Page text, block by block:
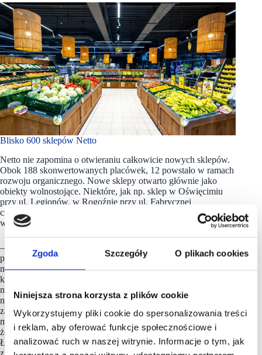
Zgoda Szczegóły O plikach cookies
Niniejsza strona korzysta z plików cookie
Wykorzystujemy pliki cookie do spersonalizowania treści
i reklam, aby oferować funkcje społecznościowe i
analizować ruch w naszej witrynie. Informacje o tym, jak
Blisko 600 sklepów Netto
Netto nie zapomina o otwieraniu całkowicie nowych sklepów.
Obok 188 skonwertowanych placówek, 12 powstało w ramach
rozwoju organicznego. Nowe sklepy otwarto głównie jako
obiekty wolnostojące. Niektóre, jak np. sklep w Oświęcimiu
przy ul. Legionów, w Rogoźnie przy ul. Fabrycznej
czy w Ostrowie Wielkopolskim przy ul. Kaliskiej, działają
w obrębie parków lub galerii handlowych.
– Jednym z ciekawszych projektów w tym roku było otwarcie
pierwszego sklepu Netto w formacie convenience. Na 380
mkw powierzchni oferujemy najpopularniejsze, najchętniej
kupowane produkty spożywcze. To nasza odpowiedź
na zapotrzebowanie klientów, zwłaszcza w dużych miastach,
na sklepy obecne po sąsiedzku, które umożliwiają szybkie
zakupy – komentuje Jerzy Tymofiejew – Dziś, po kilku
miesiącach działania sklepu, możemy powiedzieć,
że to w naszej ocenie interesujący kierunek rozwoju – dodaje.
Łącznie Netto kończy rok 2021 z prawie 600 sklepami
zlokalizowanymi w całym kraju. Proces konwersji będzie